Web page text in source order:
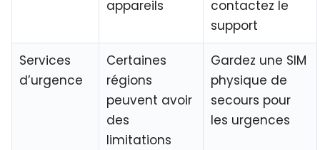
appareils
contactez le
support
Services
d’urgence
Certaines
régions
peuvent avoir
des
limitations
Gardez une SIM
physique de
secours pour
les urgences